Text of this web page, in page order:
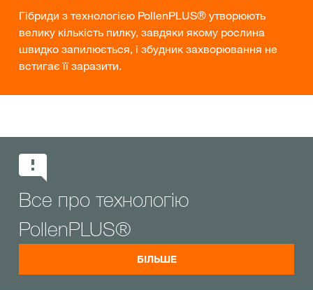
Гібриди з технологією PollenPLUS® утворюють
велику кількість пилку, завдяки якому рослина
швидко запилюється, і збудник захворювання не
встигає її заразити.
Все про технологію
PollenPLUS®
БІЛЬШЕ